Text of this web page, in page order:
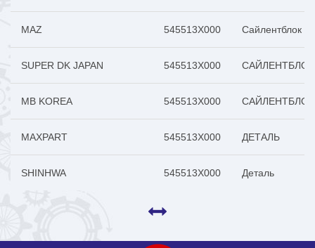
MAZ 545513X000 Сайлентблок
SUPER DK JAPAN 545513X000 САЙЛЕНТБЛОК
MB KOREA 545513X000 САЙЛЕНТБЛОК
MAXPART 545513X000 ДЕТАЛЬ
SHINHWA 545513X000 Деталь